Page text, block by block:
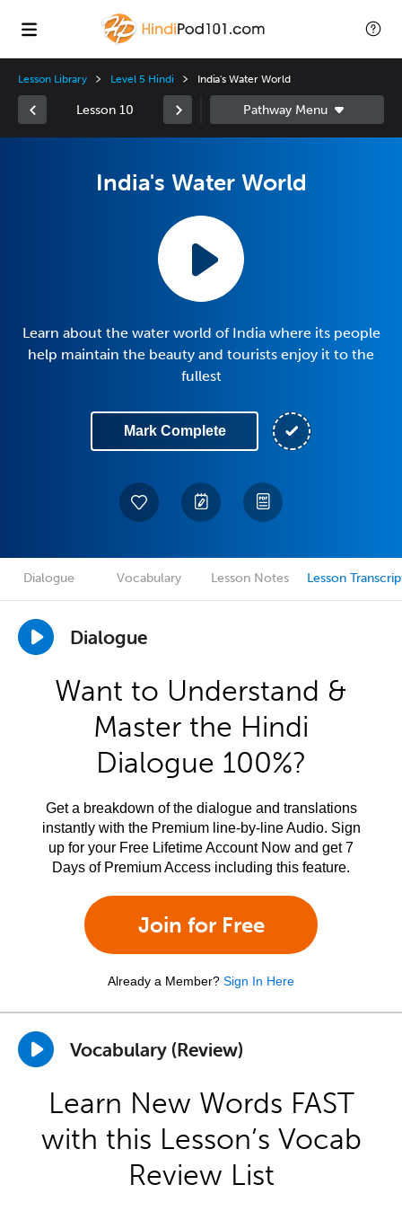
Lesson Library Level 5 Hindi India's Water World
Lesson 10
India's Water World
Learn about the water world of India where its people
help maintain the beauty and tourists enjoy it to the
fullest
Mark Complete
Dialogue Vocabulary Lesson Notes Lesson
Dialogue
Want to Understand &
Master the Hindi
Dialogue 100%?
Get a breakdown of the dialogue and translations
instantly with the Premium line-by-line Audio. Sign
up for your Free Lifetime Account Now and get 7
Days of Premium Access including this feature.
Join for Free
Already a Member? Sign In Here
Vocabulary (Review)
Learn New Words FAST
with this Lesson’s Vocab
Review List